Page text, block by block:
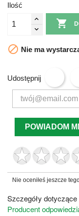
Ilość

 Nie ma
Udostępnij
POWIADOM
Nie oceniłeś jeszcze
Szczegóły
Producent